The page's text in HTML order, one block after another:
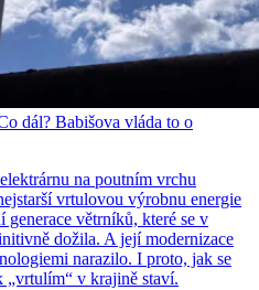
dál? Babišova vláda to o
na poutním vrchu
vrtulovou výrobnu energie
generace větrníků, které se v
dožila. A její modernizace
narazilo. I proto, jak se
„vrtulím“ v krajině staví.